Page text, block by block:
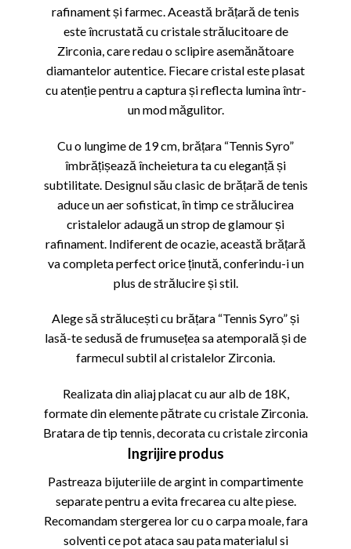
rafinament și farmec. Această brățară de tenis
este încrustată cu cristale strălucitoare de
Zirconia, care redau o sclipire asemănătoare
diamantelor autentice. Fiecare cristal este plasat
cu atenție pentru a captura și reflecta lumina într-
un mod măgulitor.
Cu o lungime de 19 cm, brățara “Tennis Syro”
îmbrățișează încheietura ta cu eleganță și
subtilitate. Designul său clasic de brățară de tenis
aduce un aer sofisticat, în timp ce strălucirea
cristalelor adaugă un strop de glamour și
rafinament. Indiferent de ocazie, această brățară
va completa perfect orice ținută, conferindu-i un
plus de strălucire și stil.
Alege să strălucești cu brățara “Tennis Syro” și
lasă-te sedusă de frumusețea sa atemporală și de
farmecul subtil al cristalelor Zirconia.
Realizata din aliaj placat cu aur alb de 18K,
formate din elemente pătrate cu cristale Zirconia.
Bratara de tip tennis, decorata cu cristale zirconia
Ingrijire produs
Pastreaza bijuteriile de argint in compartimente
separate pentru a evita frecarea cu alte piese.
Recomandam stergerea lor cu o carpa moale, fara
solventi ce pot ataca sau pata materialul si